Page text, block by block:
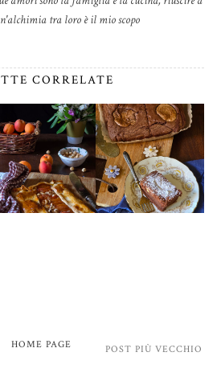
tra loro è il mio scopo
CORRELATE
POST PIÙ VECCHIO
HOME PAGE